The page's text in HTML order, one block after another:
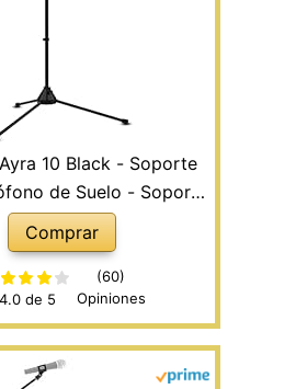
10 Black - Soporte
de Suelo - Soporte
Regulable y Clip para
- Pie para Micrófono
de Trípode - Diseño
y Ajustable en Altura
Comprar
4.0 de 5
(60)
Opiniones